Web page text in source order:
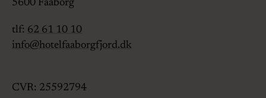
5600 Faaborg
tlf: 62 61 10 10
info@hotelfaaborgfjord.dk
CVR: 25592794